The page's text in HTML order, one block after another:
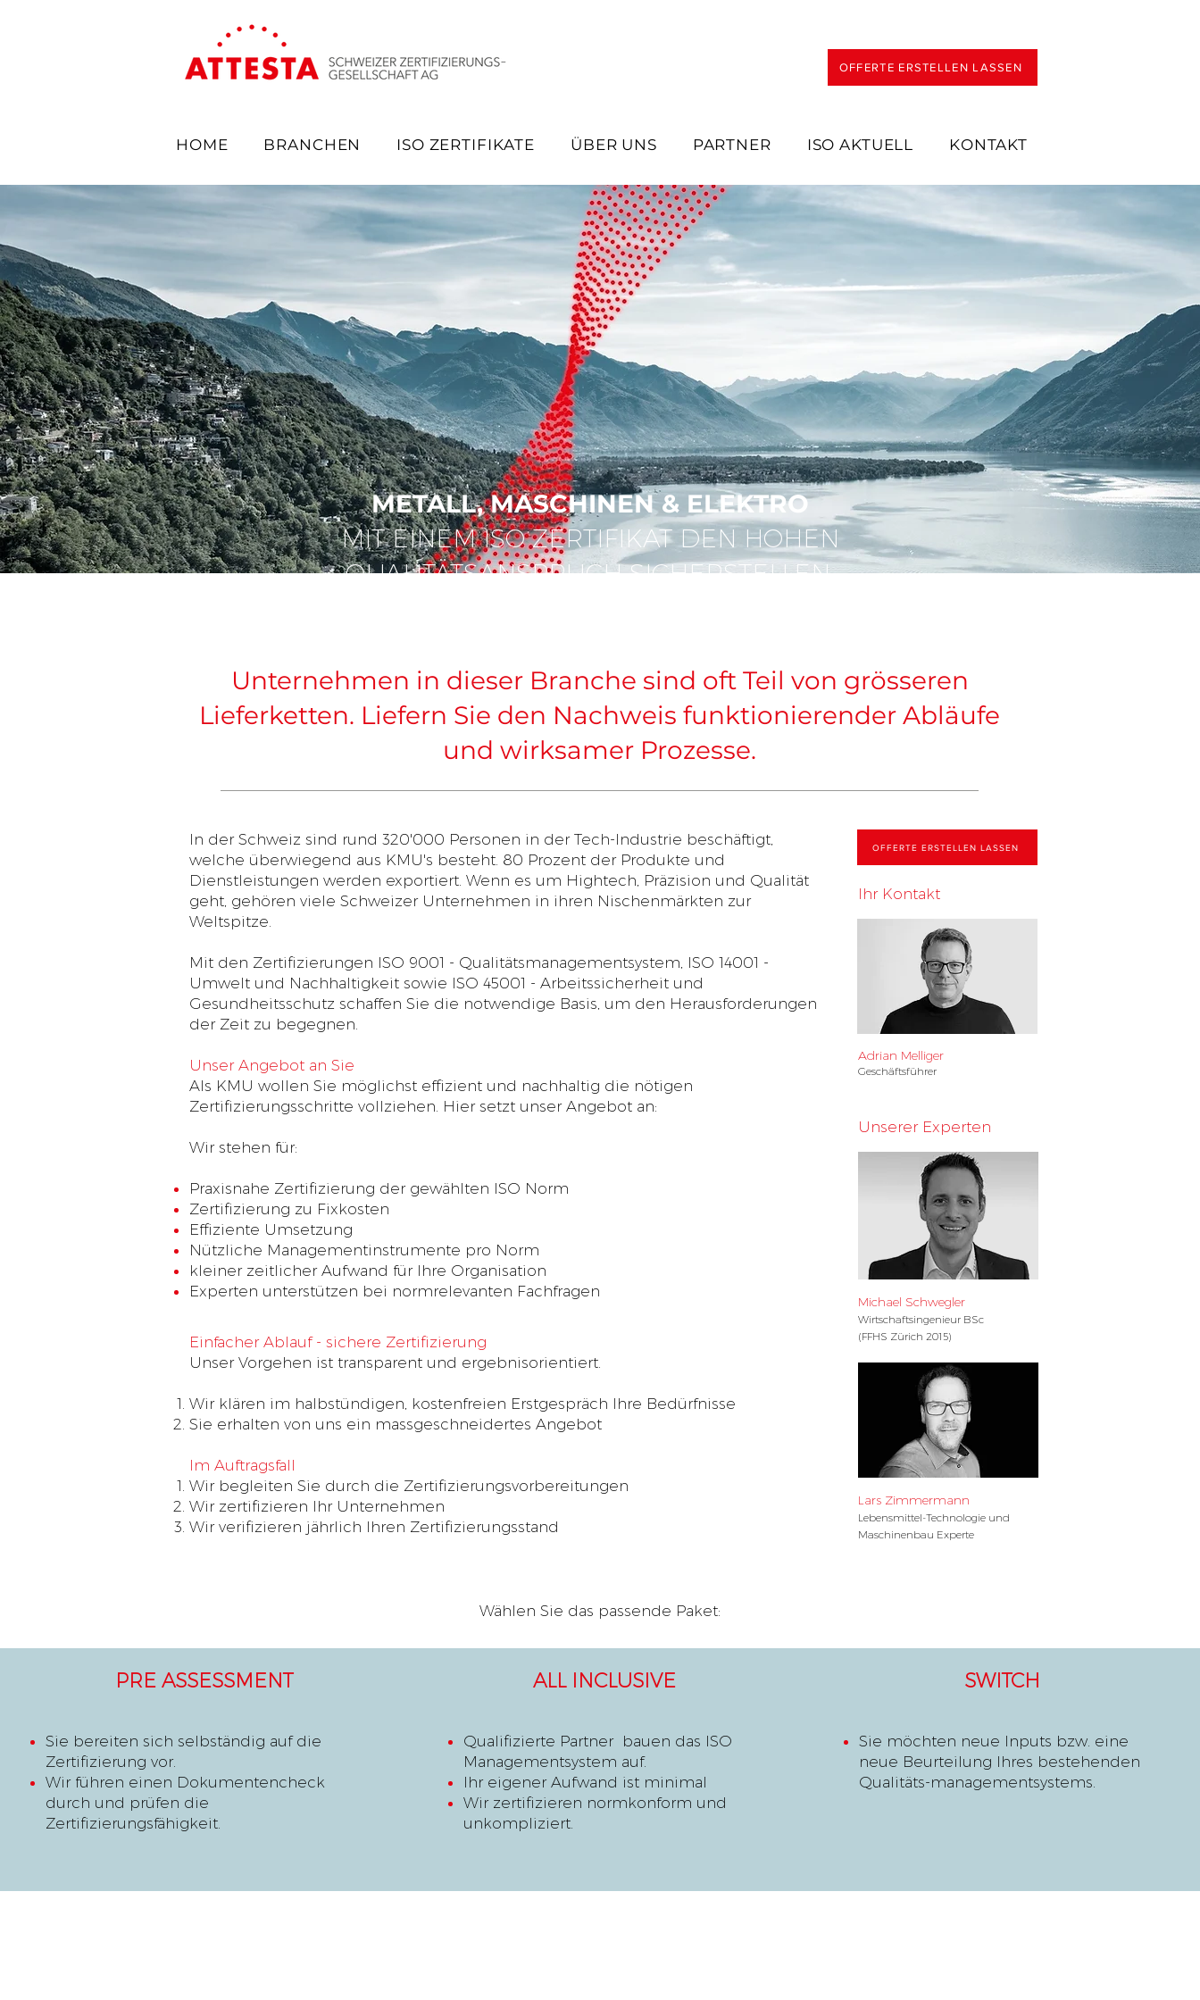
OFFERTE ERSTELLEN LASSEN
HOME BRANCHEN ISO ZERTIFIKATE ÜBER UNS PARTNER ISO AKTUELL KONTAKT
METALL, MASCHINEN & ELEKTRO
MIT EINEM ISO ZERTIFIKAT DEN HOHEN
QUALITÄTSANSPRUCH SICHERSTELLEN.
Unternehmen in dieser Branche sind oft Teil von grösseren
Lieferketten. Liefern Sie den Nachweis funktionierender Abläufe
und wirksamer Prozesse.
In der Schweiz sind rund 320'000 Personen in der Tech-Industrie beschäftigt,
welche überwiegend aus KMU's besteht. 80 Prozent der Produkte und
Dienstleistungen werden exportiert. Wenn es um Hightech, Präzision und Qualität
geht, gehören viele Schweizer Unternehmen in ihren Nischenmärkten zur
Weltspitze.
Mit den Zertifizierungen ISO 9001 - Qualitätsmanagementsystem, ISO 14001 -
Umwelt und Nachhaltigkeit sowie ISO 45001 - Arbeitssicherheit und
Gesundheitsschutz schaffen Sie die notwendige Basis, um den Herausforderungen
der Zeit zu begegnen.
Unser Angebot an Sie
Als KMU wollen Sie möglichst effizient und nachhaltig die nötigen
Zertifizierungsschritte vollziehen. Hier setzt unser Angebot an:
Wir stehen für:
Praxisnahe Zertifizierung der gewählten ISO Norm
Zertifizierung zu Fixkosten
Effiziente Umsetzung
Nützliche Managementinstrumente pro Norm
kleiner zeitlicher Aufwand für Ihre Organisation
Experten unterstützen bei normrelevanten Fachfragen
Einfacher Ablauf - sichere Zertifizierung
Unser Vorgehen ist transparent und ergebnisorientiert.
Wir klären im halbstündigen, kostenfreien Erstgespräch Ihre Bedürfnisse
Sie erhalten von uns ein massgeschneidertes Angebot
Im Auftragsfall
Wir begleiten Sie durch die Zertifizierungsvorbereitungen
Wir zertifizieren Ihr Unternehmen
Wir verifizieren jährlich Ihren Zertifizierungsstand
OFFERTE ERSTELLEN LASSEN
Ihr Kontakt
Adrian Melliger
Geschäftsführer
Unserer Experten
Michael Schwegler
Wirtschaftsingenieur BSc
(FFHS Zürich 2015)
Lars Zimmermann
Lebensmittel-Technologie und
Maschinenbau Experte
Wählen Sie das passende Paket:
PRE ASSESSMENT
Sie bereiten sich selbständig auf die
Zertifizierung vor.
Wir führen einen Dokumentencheck
durch und prüfen die
Zertifizierungsfähigkeit.
ALL INCLUSIVE​
Qualifizierte Partner bauen das ISO
Managementsystem auf.
Ihr eigener Aufwand ist minimal
Wir zertifizieren normkonform und
unkompliziert.
SWITCH
Sie möchten neue Inputs bzw. eine
neue Beurteilung Ihres bestehenden
Qualitäts-managementsystems.